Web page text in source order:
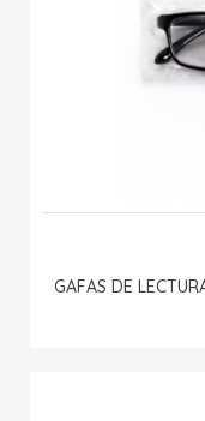
GAFAS DE